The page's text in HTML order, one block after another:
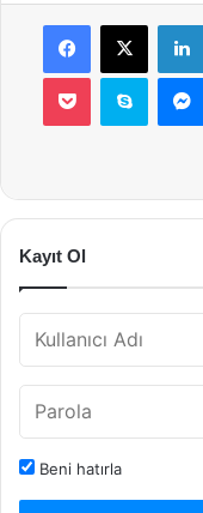
Facebook
X
Pocket Skype
Kayıt Ol
Beni hatırla